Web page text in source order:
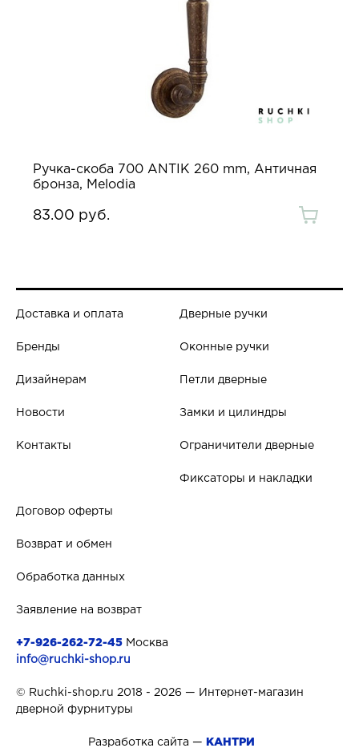
Ручка-скоба 700 ANTIK 260 mm, Античная
бронза, Melodia
83.00 руб.
Доставка и оплата
Бренды
Дизайнерам
Новости
Контакты
Дверные ручки
Оконные ручки
Петли дверные
Замки и цилиндры
Ограничители дверные
Фиксаторы и накладки
Договор оферты
Возврат и обмен
Обработка данных
Заявление на возврат
+7-926-262-72-45 Москва
info@ruchki-shop.ru
© Ruchki-shop.ru 2018 - 2026 — Интернет-магазин
дверной фурнитуры
Разработка сайта — КАНТРИ